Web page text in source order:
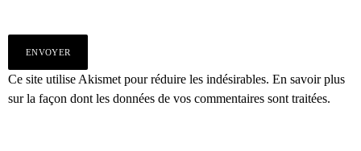
Ce site utilise Akismet pour réduire les indésirables. En savoir plus
sur la façon dont les données de vos commentaires sont traitées.